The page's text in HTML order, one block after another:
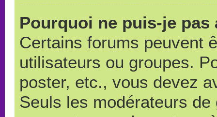
Pourquoi ne puis-je
Certains forums peuvent
utilisateurs ou groupes.
poster, etc., vous devez
Seuls les modérateurs